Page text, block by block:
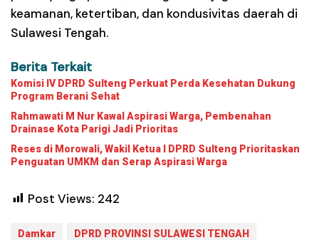
keamanan, ketertiban, dan kondusivitas daerah di
Sulawesi Tengah.
Berita Terkait
Komisi IV DPRD Sulteng Perkuat Perda Kesehatan Dukung
Program Berani Sehat
Rahmawati M Nur Kawal Aspirasi Warga, Pembenahan
Drainase Kota Parigi Jadi Prioritas
Reses di Morowali, Wakil Ketua I DPRD Sulteng Prioritaskan
Penguatan UMKM dan Serap Aspirasi Warga
Post Views: 242
Damkar DPRD PROVINSI SULAWESI TENGAH